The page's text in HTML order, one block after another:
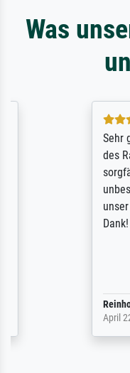
Was
5 /
Sehr gute
des
sorgfältig und
unbeschadet
unser letzter
@
April 22, 2026